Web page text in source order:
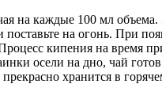
на каждые 100 мл
на огонь. При
кипения на время
осели на дно, чай
хранится в